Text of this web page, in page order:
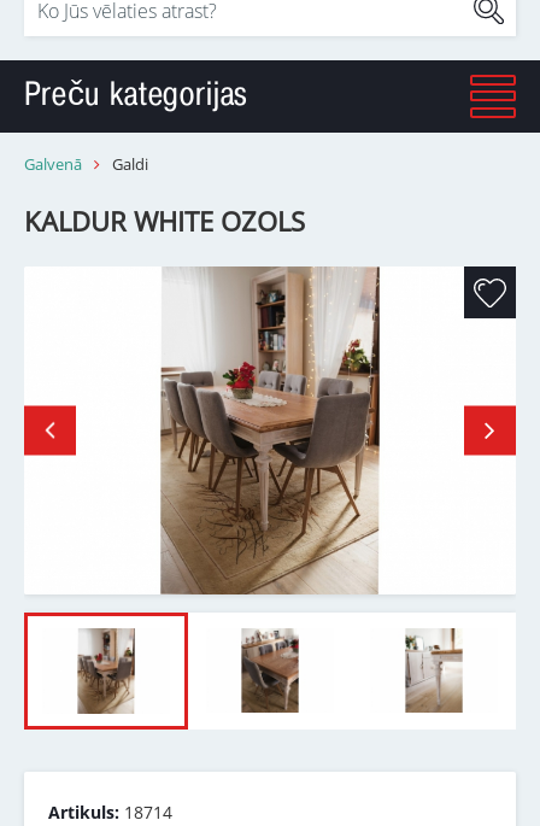
Preču kategorijas
Galvenā Galdi
KALDUR WHITE OZOLS
Artikuls: 18714